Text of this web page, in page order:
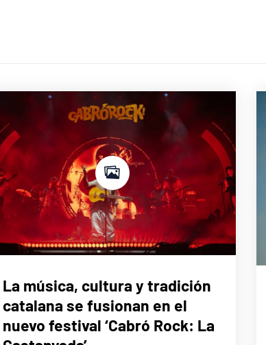
La música, cultura y tradición
catalana se fusionan en el
nuevo festival ‘Cabró Rock: La